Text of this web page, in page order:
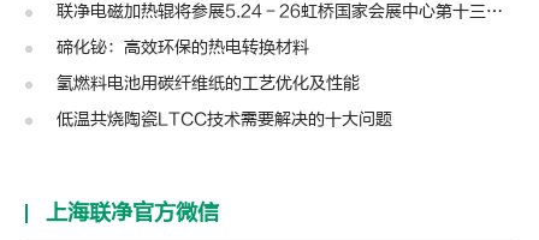
联净电磁加热辊将参展5.24－26虹桥国家会展中心第十三届模切展
碲化铋：高效环保的热电转换材料
氢燃料电池用碳纤维纸的工艺优化及性能
低温共烧陶瓷LTCC技术需要解决的十大问题
上海联净官方微信